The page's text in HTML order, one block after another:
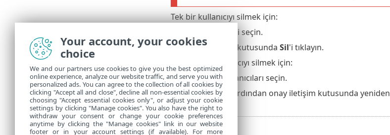
Tek bir kullanıcıyı silmek için:
'i seçin.
2. Onay iletişim kutusunda Sil'i tıklayın.
Birden çok kullanıcıyı silmek için:
1. İlgili tüm kullanıcıları seçin.
2. Sil'i tıklayın, ardından onay iletişim kutusunda yeniden
Your account, your cookies
choice
We and our partners use cookies to give you the best optimized
online experience, analyze our website traffic, and serve you with
personalized ads. You can agree to the collection of all cookies by
clicking "Accept all and close", decline all non-essential cookies by
choosing "Accept essential cookies only", or adjust your cookie
settings by clicking "Manage cookies". You also have the right to
withdraw your consent or change your cookie preferences
anytime by clicking the "Manage cookies" link in our website
footer or in your account settings (if available). For more